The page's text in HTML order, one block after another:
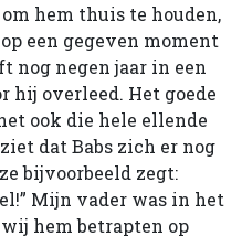
hem thuis te houden,
een gegeven moment
nog negen jaar in een
hij overleed. Het goede
ook die hele ellende
dat Babs zich er nog
bijvoorbeeld zegt:
Mijn vader was in het
hem betrapten op